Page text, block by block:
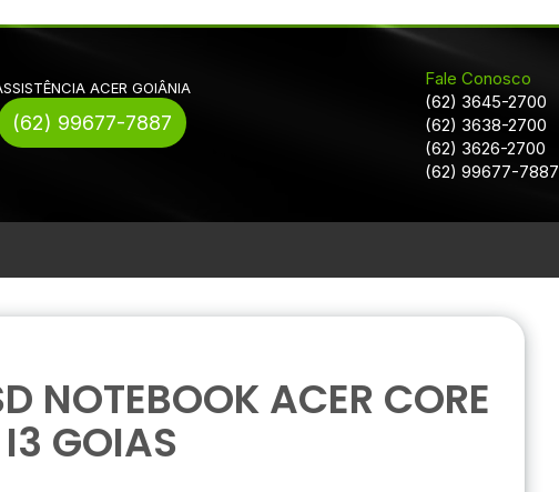
ACER GOIÂNIA
(62) 99677-7887
Fale Conosco
(62) 3645-2700
(62) 3638-2700
(62) 3626-2700
(62) 99677-7887
NOTEBOOK ACER CORE
I3 GOIAS